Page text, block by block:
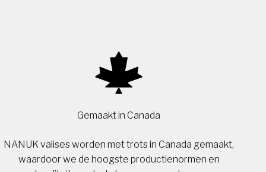
Gemaakt in Canada
NANUK valises worden met trots in Canada gemaakt,
waardoor we de hoogste productienormen en